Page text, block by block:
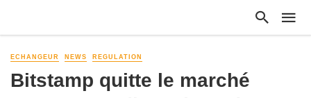
ECHANGEUR NEWS REGULATION
Bitstamp quitte le marché